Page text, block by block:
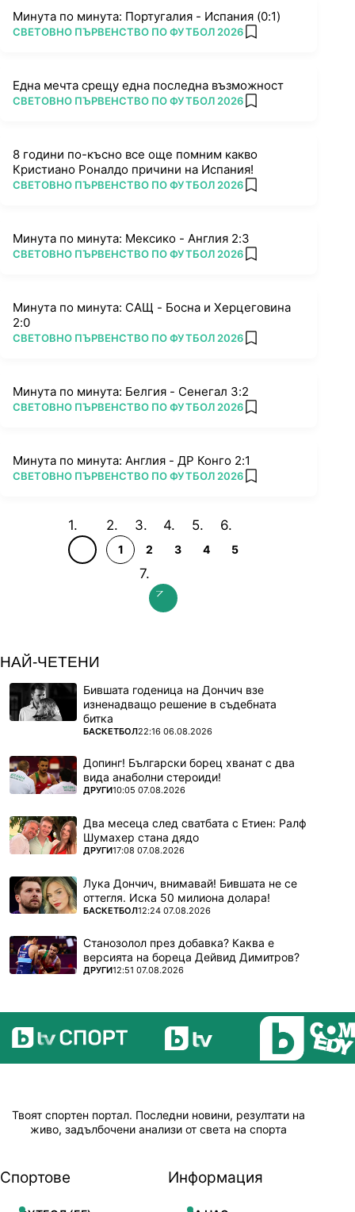
Минута по минута: Португалия - Испания (0:1)
ПОВЕЧЕ ОТ
СВЕТОВНО ПЪРВЕНСТВО ПО ФУТБОЛ 2026 add favorites
Една мечта срещу една последна възможност
ПОВЕЧЕ ОТ
СВЕТОВНО ПЪРВЕНСТВО ПО ФУТБОЛ 2026 add favorites
8 години по-късно все още помним какво
Кристиано Роналдо причини на Испания!
ПОВЕЧЕ ОТ
СВЕТОВНО ПЪРВЕНСТВО ПО ФУТБОЛ 2026 add favorites
Минута по минута: Мексико - Англия 2:3
ПОВЕЧЕ ОТ
СВЕТОВНО ПЪРВЕНСТВО ПО ФУТБОЛ 2026 add favorites
Минута по минута: САЩ - Босна и Херцеговина
2:0
ПОВЕЧЕ ОТ
СВЕТОВНО ПЪРВЕНСТВО ПО ФУТБОЛ 2026 add favorites
Минута по минута: Белгия - Сенегал 3:2
ПОВЕЧЕ ОТ
СВЕТОВНО ПЪРВЕНСТВО ПО ФУТБОЛ 2026 add favorites
Минута по минута: Англия - ДР Конго 2:1
ПОВЕЧЕ ОТ
СВЕТОВНО ПЪРВЕНСТВО ПО ФУТБОЛ 2026 add favorites
1 2 3 4 5
НАЙ-ЧЕТЕНИ
Бившата годеница на Дончич взе
изненадващо решение в съдебната
битка
ПОВЕЧЕ ОТ
БАСКЕТБОЛ22:16 06.08.2026
Допинг! Български борец хванат с два
вида анаболни стероиди!
ПОВЕЧЕ ОТ
ДРУГИ10:05 07.08.2026
Два месеца след сватбата с Етиен: Ралф
Шумахер стана дядо
ПОВЕЧЕ ОТ
ДРУГИ17:08 07.08.2026
Лука Дончич, внимавай! Бившата не се
оттегля. Иска 50 милиона долара!
ПОВЕЧЕ ОТ
БАСКЕТБОЛ12:24 07.08.2026
Станозолол през добавка? Каква е
версията на бореца Дейвид Димитров?
ПОВЕЧЕ ОТ
ДРУГИ12:51 07.08.2026
Твоят спортен портал. Последни новини, резултати на
живо, задълбочени анализи от света на спорта
Спортове Информация